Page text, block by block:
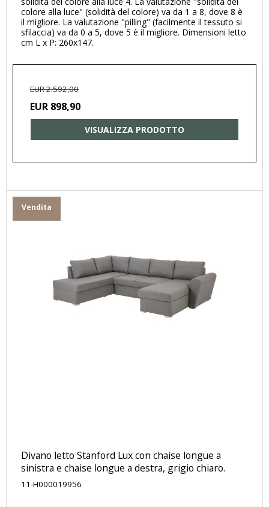
colore alla luce" (solidità del colore) va da 1 a 8, dove 8 è
il migliore. La valutazione "pilling" (facilmente il tessuto si
sfilaccia) va da 0 a 5, dove 5 è il migliore. Dimensioni letto
cm L x P: 260x147.
EUR 2.592,00
EUR 898,90
VISUALIZZA PRODOTTO
Vendita
Divano letto Stanford Lux ​​con chaise longue a
sinistra e chaise longue a destra, grigio chiaro.
11-H000019956